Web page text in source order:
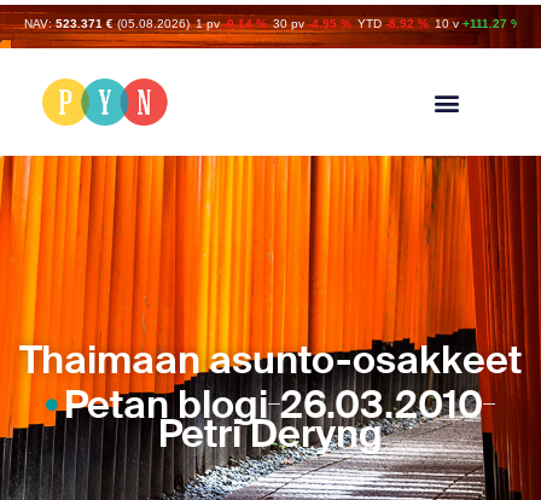
NAV: 523.371 € (05.08.2026) 1 pv -0.14 % 30 pv -4.95 % YTD -8.92 % 10 v +111.27 %
Thaimaan asunto-osakkeet
Petan blogi 26.03.2010
Petri Deryng